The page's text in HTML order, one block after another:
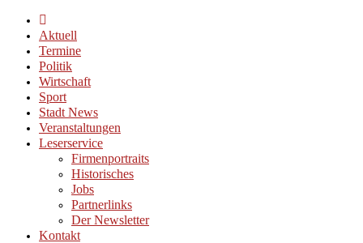
Aktuell
Termine
Politik
Wirtschaft
Sport
Stadt News
Veranstaltungen
Leserservice
Firmenportraits
Historisches
Jobs
Partnerlinks
Der Newsletter
Kontakt